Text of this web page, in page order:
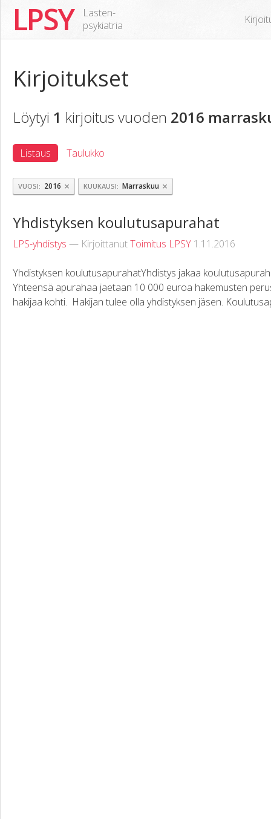
LPSY
Lasten-
psykiatria
Kirjoitukset
Löytyi 1 kirjoitus vuoden 2016
Listaus Taulukko
VUOSI 2016 × KUUKAUSI Marraskuu ×
Yhdistyksen koulutusapurahat
LPS-yhdistys — KirjoittanutToimitus LPSY 1.11.2016
Yhdistyksen koulutusapurahatYhdistys jakaa
Yhteensä apurahaa jaetaan 10 000 euroa hakemusten
hakijaa kohti. Hakijan tulee olla yhdistyksen jäsen.